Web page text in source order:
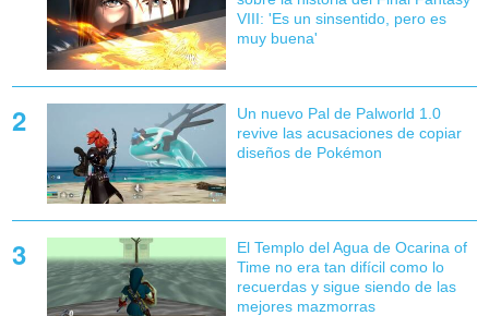
VIII: 'Es un sinsentido, pero es
muy buena'
Un nuevo Pal de Palworld 1.0
revive las acusaciones de copiar
diseños de Pokémon
El Templo del Agua de Ocarina of
Time no era tan difícil como lo
recuerdas y sigue siendo de las
mejores mazmorras